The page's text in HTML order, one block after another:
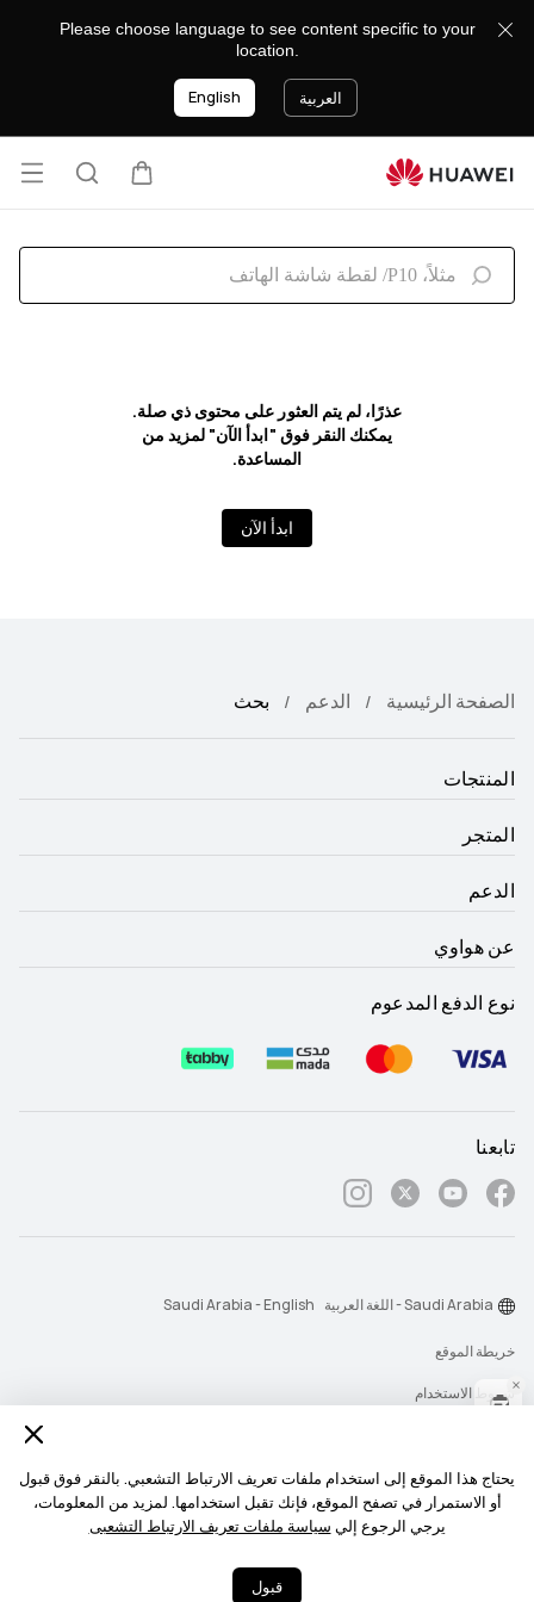
يحتاج هذا الموقع إلى استخدام ملفات تعريف الارتباط التشعبي. بالنقر فوق قبول
أو الاستمرار في تصفح الموقع، فإنك تقبل استخدامها. لمزيد من المعلومات،
يرجي الرجوع إلي سياسة ملفات تعريف الارتباط التشعبى
قبول
Please choose language to see content specific to your
location.
العربية English
فتح
عذرًا، لم يتم العثور على محتوى ذي صلة.
يمكنك النقر فوق "ابدأ الآن" لمزيد من
المساعدة.
ابدأ الآن
الصفحة الرئيسية الدعم بحث
المنتجات
المتجر
الدعم
عن هواوي
نوع الدفع المدعوم
تابعنا
خريطة الموقع
شروط الاستخدام
الكوكيز
سياسة رسائل الإشعارات
Saudi Arabia - اللغة العربية Saudi Arabia - English